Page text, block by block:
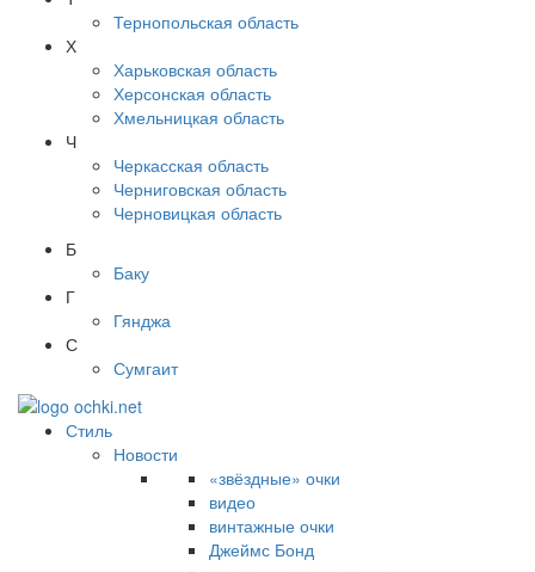
Тернопольская область
Х
Харьковская область
Херсонская область
Хмельницкая область
Ч
Черкасская область
Черниговская область
Черновицкая область
Б
Баку
Г
Гянджа
С
Сумгаит
Стиль
Новости
«звёздные» очки
видео
винтажные очки
Джеймс Бонд